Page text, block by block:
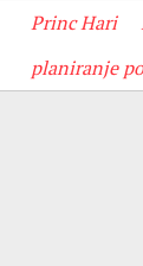
Princ Hari
planiranje